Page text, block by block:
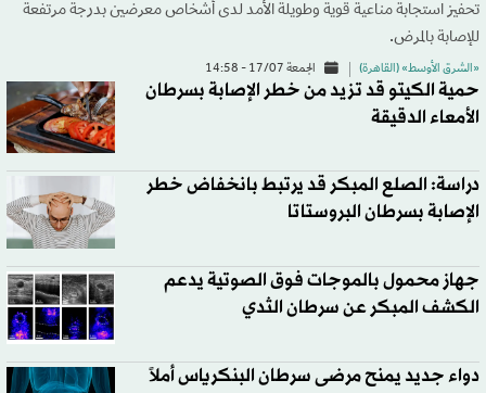
تحفيز استجابة مناعية قوية وطويلة الأمد لدى أشخاص معرضين بدرجة مرتفعة
للإصابة بالمرض.
«الشرق الأوسط» (القاهرة) الجمعة 17/07 - 14:58
حمية الكيتو قد تزيد من خطر الإصابة بسرطان
الأمعاء الدقيقة
دراسة: الصلع المبكر قد يرتبط بانخفاض خطر
الإصابة بسرطان البروستاتا
جهاز محمول بالموجات فوق الصوتية يدعم
الكشف المبكر عن سرطان الثدي
دواء جديد يمنح مرضى سرطان البنكرياس أملاً